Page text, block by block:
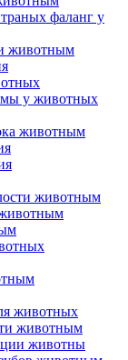
фаланг у
животным
у животных
животным
животным
животных
животным
животны